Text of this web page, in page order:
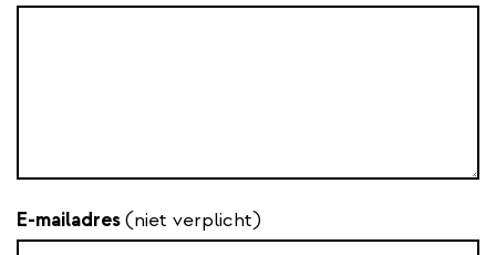
E-mailadres(niet verplicht)